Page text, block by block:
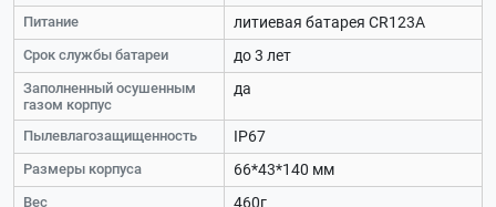
Питание литиевая батарея CR123А
Срок службы батареи до 3 лет
Заполненный осушенным
газом корпус
да
Пылевлагозащищенность IP67
Размеры корпуса 66*43*140 мм
Вес 460г